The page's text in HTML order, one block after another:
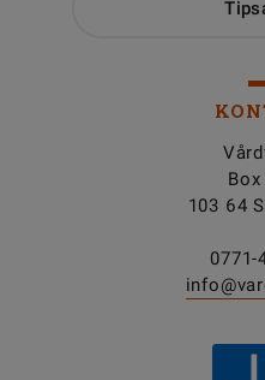
103 64
0771-